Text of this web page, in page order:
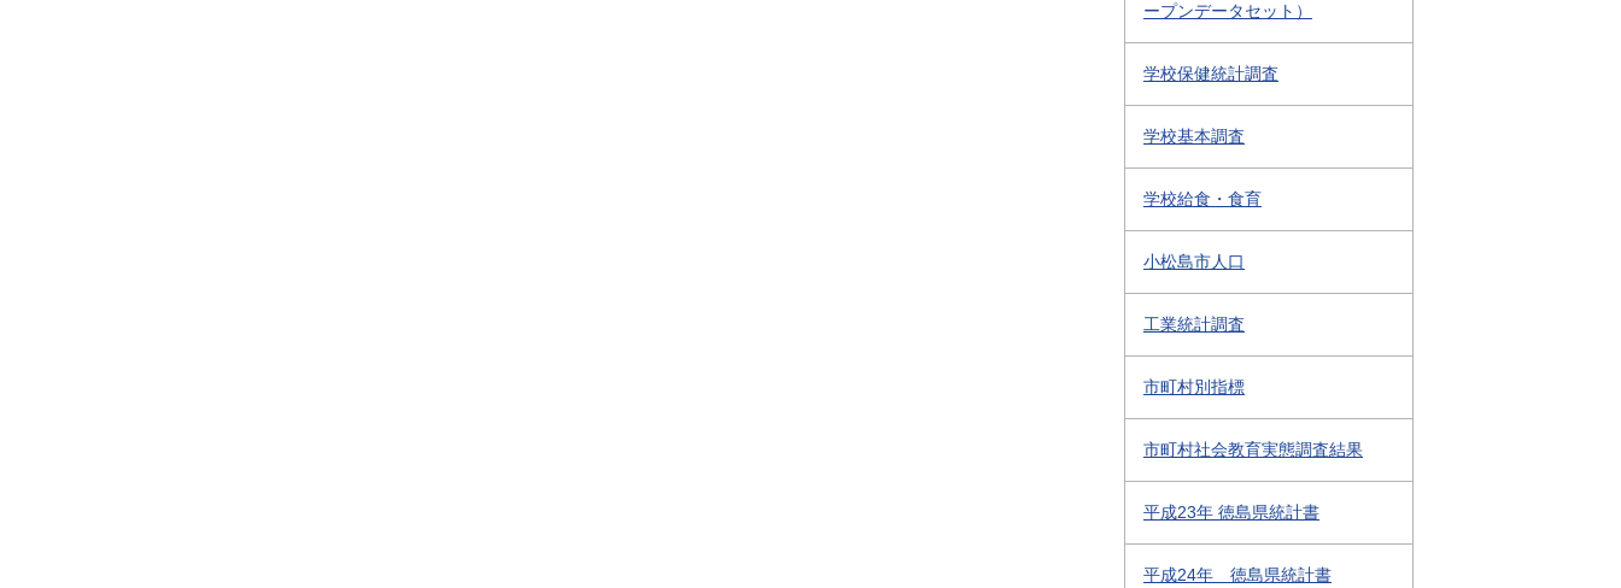
ープンデータセット）
学校保健統計調査
学校基本調査
学校給食・食育
小松島市人口
工業統計調査
市町村別指標
市町村社会教育実態調査結果
平成23年 徳島県統計書
平成24年 徳島県統計書